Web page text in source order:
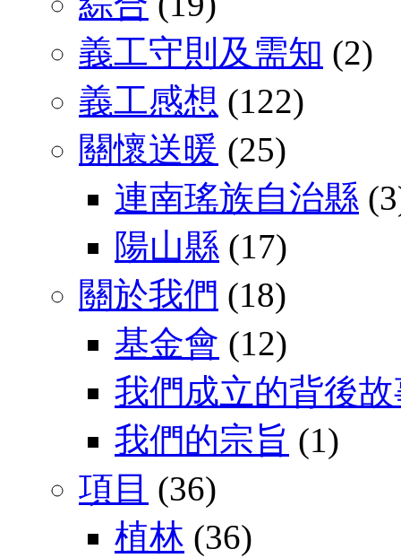
義工守則及需知 (2)
義工感想 (122)
關懷送暖 (25)
連南瑤族自治縣
陽山縣 (17)
關於我們 (18)
基金會 (12)
我們成立的背後
我們的宗旨 (1)
項目 (36)
植林 (36)